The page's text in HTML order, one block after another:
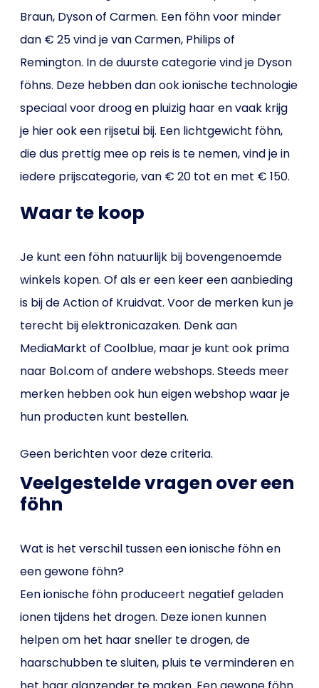
Braun, Dyson of Carmen. Een föhn voor minder
dan € 25 vind je van Carmen, Philips of
Remington. In de duurste categorie vind je Dyson
föhns. Deze hebben dan ook ionische technologie
speciaal voor droog en pluizig haar en vaak krijg
je hier ook een rijsetui bij. Een lichtgewicht föhn,
die dus prettig mee op reis is te nemen, vind je in
iedere prijscategorie, van € 20 tot en met € 150.
Waar te koop
Je kunt een föhn natuurlijk bij bovengenoemde
winkels kopen. Of als er een keer een aanbieding
is bij de Action of Kruidvat. Voor de merken kun je
terecht bij elektronicazaken. Denk aan
MediaMarkt of Coolblue, maar je kunt ook prima
naar Bol.com of andere webshops. Steeds meer
merken hebben ook hun eigen webshop waar je
hun producten kunt bestellen.
Geen berichten voor deze criteria.
Veelgestelde vragen over een
föhn
Wat is het verschil tussen een ionische föhn en
een gewone föhn?
Een ionische föhn produceert negatief geladen
ionen tijdens het drogen. Deze ionen kunnen
helpen om het haar sneller te drogen, de
haarschubben te sluiten, pluis te verminderen en